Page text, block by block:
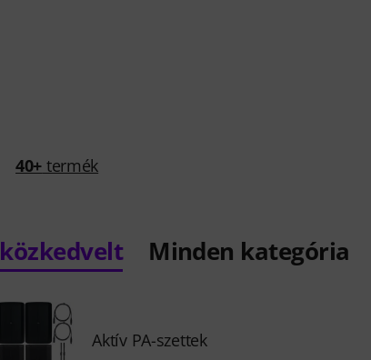
40+ termék
közkedvelt Minden kategória
Aktív PA-szettek